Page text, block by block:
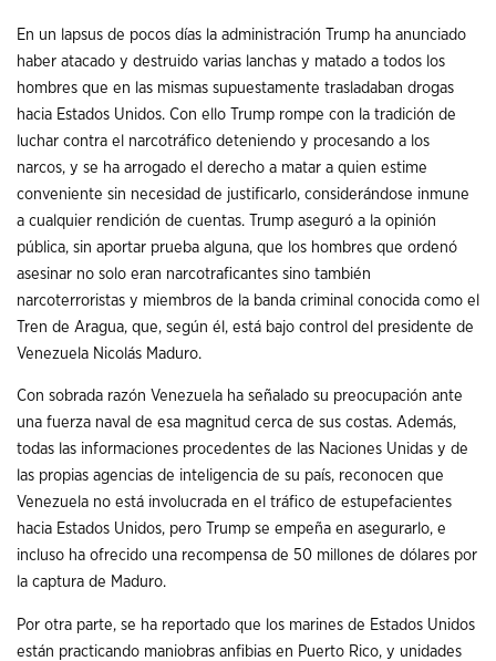
En un lapsus de pocos días la administración Trump ha anunciado
haber atacado y destruido varias lanchas y matado a todos los
hombres que en las mismas supuestamente trasladaban drogas
hacia Estados Unidos. Con ello Trump rompe con la tradición de
luchar contra el narcotráfico deteniendo y procesando a los
narcos, y se ha arrogado el derecho a matar a quien estime
conveniente sin necesidad de justificarlo, considerándose inmune
a cualquier rendición de cuentas. Trump aseguró a la opinión
pública, sin aportar prueba alguna, que los hombres que ordenó
asesinar no solo eran narcotraficantes sino también
narcoterroristas y miembros de la banda criminal conocida como el
Tren de Aragua, que, según él, está bajo control del presidente de
Venezuela Nicolás Maduro.
Con sobrada razón Venezuela ha señalado su preocupación ante
una fuerza naval de esa magnitud cerca de sus costas. Además,
todas las informaciones procedentes de las Naciones Unidas y de
las propias agencias de inteligencia de su país, reconocen que
Venezuela no está involucrada en el tráfico de estupefacientes
hacia Estados Unidos, pero Trump se empeña en asegurarlo, e
incluso ha ofrecido una recompensa de 50 millones de dólares por
la captura de Maduro.
Por otra parte, se ha reportado que los marines de Estados Unidos
están practicando maniobras anfibias en Puerto Rico, y unidades